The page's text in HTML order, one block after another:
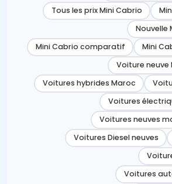
Tous les prix Mini Cabrio
Nouvelle
Mini
Mini Cabrio comparatif
Voiture neuve
Voitures hybrides Maroc
Voitures
Voitures neuves
Voitures Diesel neuves
Voitures